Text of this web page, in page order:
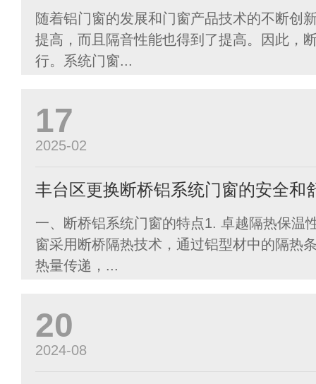
随着铝门窗的发展和门窗产品技术的不断创
提高，而且隔音性能也得到了提高。因此，
行。系统门窗...
17
2025-02
丰台区更换断桥铝系统门窗的安全和
一、断桥铝系统门窗的特点1. 卓越隔热保温
窗采用断桥隔热技术，通过铝型材中的隔热
热量传递，...
20
2024-08